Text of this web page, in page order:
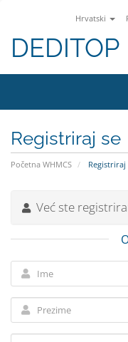
Hrvatski
DEDITOP
Registriraj se
Početna WHMCS Registriraj
Već ste